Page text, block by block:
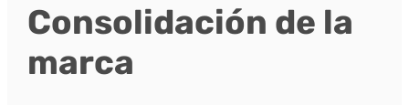
Consolidación de la
marca